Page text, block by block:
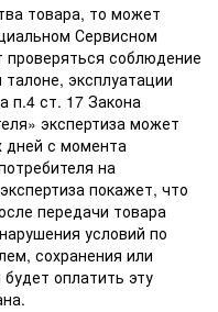
товара, то может
Сервисном
проверяться соблюдение
эксплуатации
п.4 ст. 17 Закона
экспертиза может
дней с момента
на
покажет, что
передачи товара
условий по
сохранения или
оплатить эту